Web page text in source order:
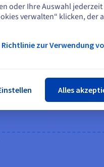
Quality of Service und ein
dass sie auf
oder Ihre Auswahl jederzeit
verwalten“ klicken, der
Richtlinie zur Verwendung
Alles